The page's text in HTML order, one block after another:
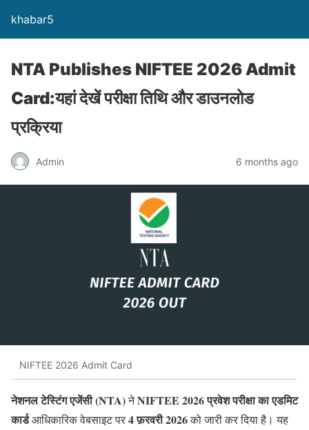
khabar5
NTA Publishes NIFTEE 2026 Admit
Card:यहां देखें परीक्षा तिथि और डाउनलोड
प्रक्रिया
Admin 6 months ago
NIFTEE 2026 Admit Card
नेशनल टेस्टिंग एजेंसी (NTA)नेNIFTEE 2026 प्रवेश परीक्षा का एडमिट
कार्डआधिकारिक वेबसाइट पर4 फ़रवरी 2026को जारी कर दिया है। यह